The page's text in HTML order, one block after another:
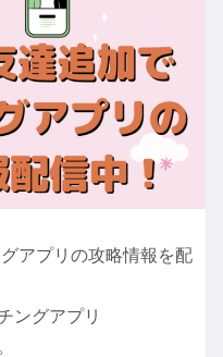
アプリの攻略情報を配
ングアプリ